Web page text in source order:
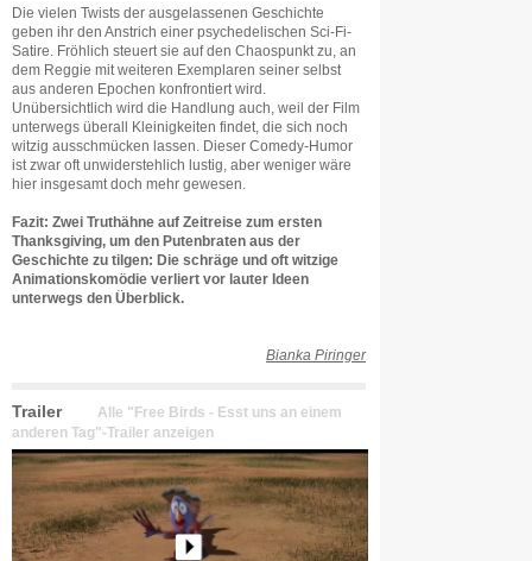
Die vielen Twists der ausgelassenen Geschichte
geben ihr den Anstrich einer psychedelischen Sci-Fi-
Satire. Fröhlich steuert sie auf den Chaospunkt zu, an
dem Reggie mit weiteren Exemplaren seiner selbst
aus anderen Epochen konfrontiert wird.
Unübersichtlich wird die Handlung auch, weil der Film
unterwegs überall Kleinigkeiten findet, die sich noch
witzig ausschmücken lassen. Dieser Comedy-Humor
ist zwar oft unwiderstehlich lustig, aber weniger wäre
hier insgesamt doch mehr gewesen.
Fazit: Zwei Truthähne auf Zeitreise zum ersten
Thanksgiving, um den Putenbraten aus der
Geschichte zu tilgen: Die schräge und oft witzige
Animationskomödie verliert vor lauter Ideen
unterwegs den Überblick.
Bianka Piringer
Trailer
Alle "Free Birds - Esst uns an einem
anderen Tag"-Trailer anzeigen